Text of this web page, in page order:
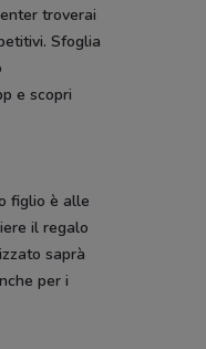
troverai
Sfoglia
e scopri
figlio è alle
il regalo
saprà
per i